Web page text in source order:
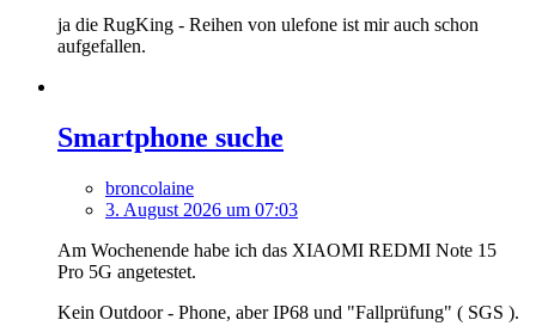
ja die RugKing - Reihen von ulefone ist mir auch schon
aufgefallen.
Smartphone suche
broncolaine
3. August 2026 um 07:03
Am Wochenende habe ich das XIAOMI REDMI Note 15
Pro 5G angetestet.
Kein Outdoor - Phone, aber IP68 und "Fallprüfung" ( SGS ).